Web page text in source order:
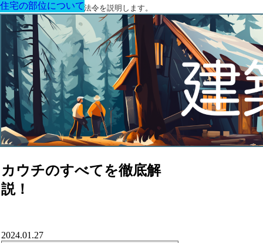
建築に関する用語と関連法令を説明します。
カウチのすべてを徹底解
説！
住宅の部位について
2024.01.27
住宅の部位について
住宅の部位について
住宅の部位について
住宅の部位について
住宅の部位について
住宅の部位について